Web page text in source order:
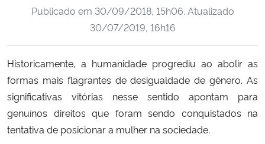
Ministério da Cidadania
Ministério da Ciência, Tecnologia, Inovações e Comunicações
Ministério do Meio Ambiente
Publicado em 30/09/2018, 15h06. Atualizado
30/07/2019, 16h16
Historicamente, a humanidade progrediu ao abolir as
formas mais flagrantes de desigualdade de gênero. As
significativas vitórias nesse sentido apontam para
genuínos direitos que foram sendo conquistados na
tentativa de posicionar a mulher na sociedade.